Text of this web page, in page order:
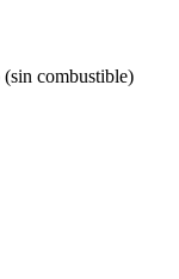
(sin combustible)